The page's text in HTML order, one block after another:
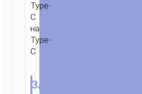
Type-
C
на
Type-
C.
ЗАРЯДНЫЙ